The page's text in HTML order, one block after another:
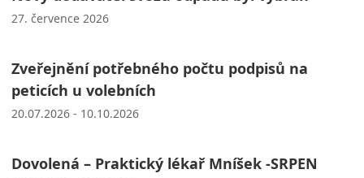
27. července 2026
Zveřejnění potřebného počtu podpisů na
peticích u volebních
20.07.2026 - 10.10.2026
Dovolená – Praktický lékař Mníšek -SRPEN